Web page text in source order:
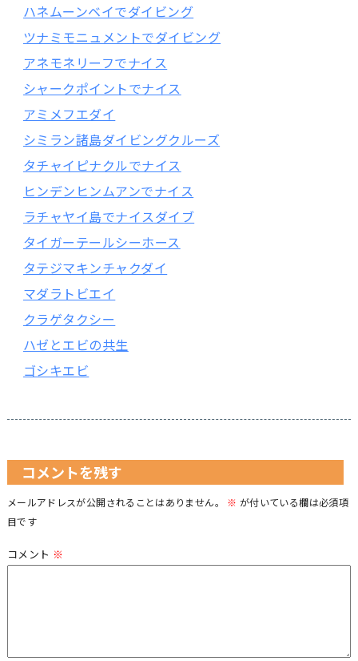
ハネムーンベイでダイビング
ツナミモニュメントでダイビング
アネモネリーフでナイス
シャークポイントでナイス
アミメフエダイ
シミラン諸島ダイビングクルーズ
タチャイピナクルでナイス
ヒンデンヒンムアンでナイス
ラチャヤイ島でナイスダイブ
タイガーテールシーホース
タテジマキンチャクダイ
マダラトビエイ
クラゲタクシー
ハゼとエビの共生
ゴシキエビ
コメントを残す
メールアドレスが公開されることはありません。 ※ が付いている欄は必須項
目です
コメント ※